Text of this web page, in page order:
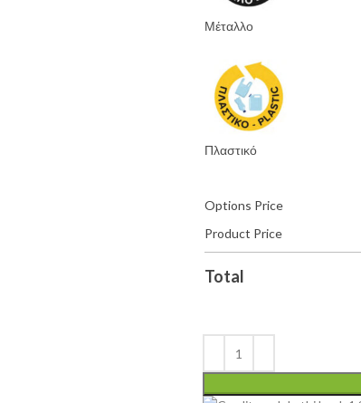
Μέταλλο
Πλαστικό
Options Price
Product Price
Total